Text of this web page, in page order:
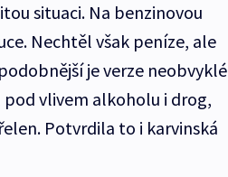
situaci. Na benzinovou
Nechtěl však peníze, ale
je verze neobvyklé
vlivem alkoholu i drog,
Potvrdila to i karvinská